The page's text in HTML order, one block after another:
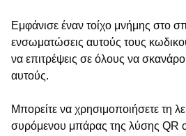
Εμφάνισε έναν τοίχο μνήμης στο
ενσωματώσεις αυτούς τους
να επιτρέψεις σε όλους να
αυτούς.
Μπορείτε να χρησιμοποιήσετε τη
συρόμενου μπάρας της λύσης QR